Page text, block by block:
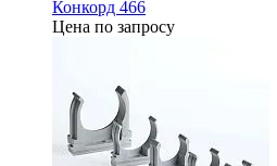
Конкорд 466
Цена по запросу